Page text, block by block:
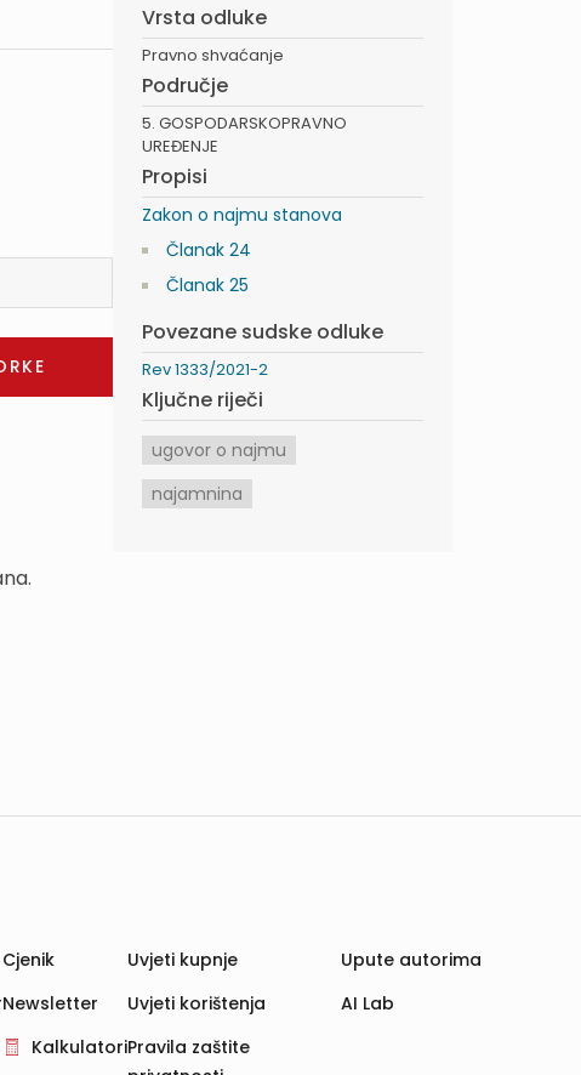
Vrsta odluke
Pravno shvaćanje
Područje
5. GOSPODARSKOPRAVNO
UREĐENJE
Propisi
Zakon o najmu stanova
Članak 24
Članak 25
Povezane sudske odluke
Rev 1333/2021-2
Ključne riječi
ugovor o najmu
najamnina
Cjenik
Newsletter
Kalkulatori
Uvjeti kupnje
Uvjeti korištenja
Pravila zaštite
Upute autorima
AI Lab